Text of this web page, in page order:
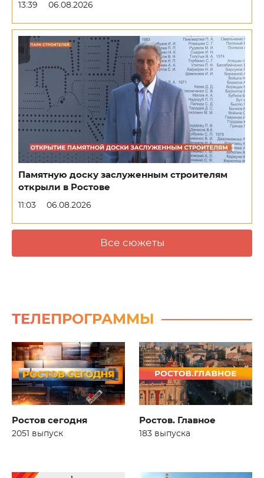
13:39 06.08.2026
Памятную доску заслуженным строителям
открыли в Ростове
11:03 06.08.2026
Все сюжеты
ТЕЛЕПРОГРАММЫ
Ростов сегодня
2051 выпуск
Ростов. Главное
183 выпуска